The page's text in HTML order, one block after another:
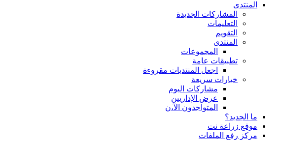
المنتدى
المشاركات الجديدة
التعليمات
التقويم
المنتدى
المجموعات
تطبيقات عامة
اجعل المنتديات مقروءة
خيارات سريعة
مشاركات اليوم
عرض الإداريين
المتواجدون الآ،ن
ما الجديد؟
موقع زراعة نت
مركز رفع الملفات